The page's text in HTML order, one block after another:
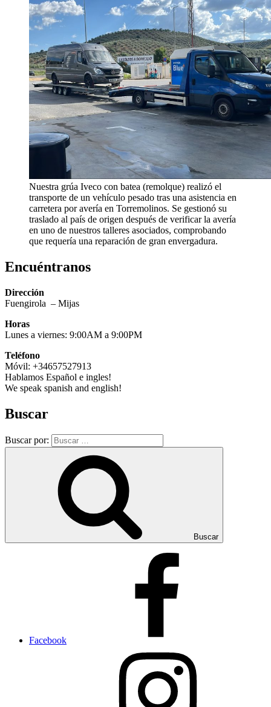
Nuestra grúa Iveco con batea (remolque) realizó el
transporte de un vehículo pesado tras una asistencia en
carretera por avería en Torremolinos. Se gestionó su
traslado al país de origen después de verificar la avería
en uno de nuestros talleres asociados, comprobando
que requería una reparación de gran envergadura.
Encuéntranos
Dirección
Fuengirola – Mijas
Horas
Lunes a viernes: 9:00AM a 9:00PM
Teléfono
Móvil: +34657527913
Hablamos Español e ingles!
We speak spanish and english!
Buscar
Buscar por:
Buscar
Facebook